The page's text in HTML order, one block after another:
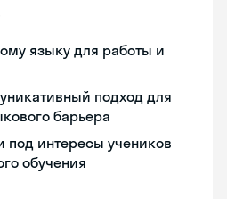
языку для работы и
подход для
барьера
под интересы учеников
обучения